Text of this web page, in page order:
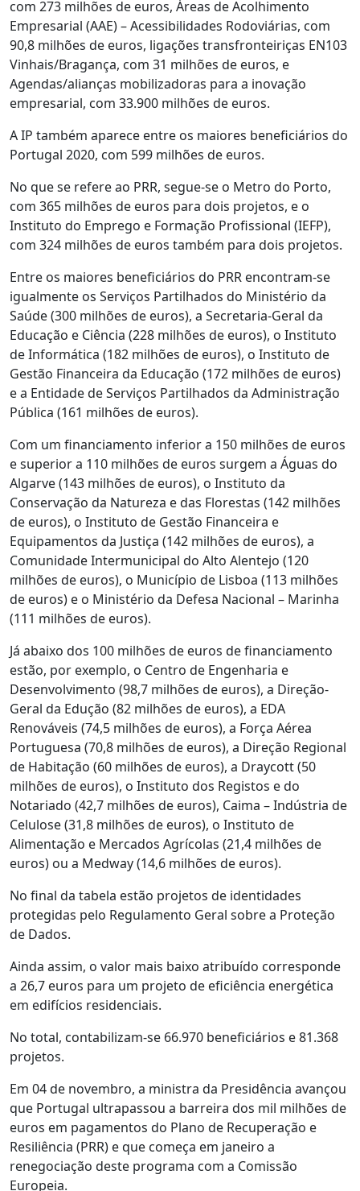
com 273 milhões de euros, Áreas de Acolhimento
Empresarial (AAE) – Acessibilidades Rodoviárias, com
90,8 milhões de euros, ligações transfronteiriças EN103
Vinhais/Bragança, com 31 milhões de euros, e
Agendas/alianças mobilizadoras para a inovação
empresarial, com 33.900 milhões de euros.
A IP também aparece entre os maiores beneficiários do
Portugal 2020, com 599 milhões de euros.
No que se refere ao PRR, segue-se o Metro do Porto,
com 365 milhões de euros para dois projetos, e o
Instituto do Emprego e Formação Profissional (IEFP),
com 324 milhões de euros também para dois projetos.
Entre os maiores beneficiários do PRR encontram-se
igualmente os Serviços Partilhados do Ministério da
Saúde (300 milhões de euros), a Secretaria-Geral da
Educação e Ciência (228 milhões de euros), o Instituto
de Informática (182 milhões de euros), o Instituto de
Gestão Financeira da Educação (172 milhões de euros)
e a Entidade de Serviços Partilhados da Administração
Pública (161 milhões de euros).
Com um financiamento inferior a 150 milhões de euros
e superior a 110 milhões de euros surgem a Águas do
Algarve (143 milhões de euros), o Instituto da
Conservação da Natureza e das Florestas (142 milhões
de euros), o Instituto de Gestão Financeira e
Equipamentos da Justiça (142 milhões de euros), a
Comunidade Intermunicipal do Alto Alentejo (120
milhões de euros), o Município de Lisboa (113 milhões
de euros) e o Ministério da Defesa Nacional – Marinha
(111 milhões de euros).
Já abaixo dos 100 milhões de euros de financiamento
estão, por exemplo, o Centro de Engenharia e
Desenvolvimento (98,7 milhões de euros), a Direção-
Geral da Edução (82 milhões de euros), a EDA
Renováveis (74,5 milhões de euros), a Força Aérea
Portuguesa (70,8 milhões de euros), a Direção Regional
de Habitação (60 milhões de euros), a Draycott (50
milhões de euros), o Instituto dos Registos e do
Notariado (42,7 milhões de euros), Caima – Indústria de
Celulose (31,8 milhões de euros), o Instituto de
Alimentação e Mercados Agrícolas (21,4 milhões de
euros) ou a Medway (14,6 milhões de euros).
No final da tabela estão projetos de identidades
protegidas pelo Regulamento Geral sobre a Proteção
de Dados.
Ainda assim, o valor mais baixo atribuído corresponde
a 26,7 euros para um projeto de eficiência energética
em edifícios residenciais.
No total, contabilizam-se 66.970 beneficiários e 81.368
projetos.
Em 04 de novembro, a ministra da Presidência avançou
que Portugal ultrapassou a barreira dos mil milhões de
euros em pagamentos do Plano de Recuperação e
Resiliência (PRR) e que começa em janeiro a
renegociação deste programa com a Comissão
Europeia.